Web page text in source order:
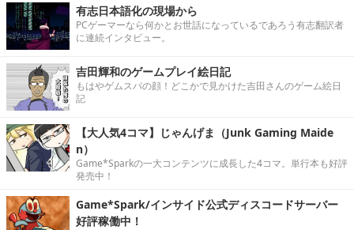
有志日本語化の現場から
PCゲーマーなら何かとお世話になっているであろう有志翻訳者
に連続インタビュー。
吉田輝和のゲームプレイ絵日記
もはやゲムスパの顔！どこかで見かけた吉田さんのゲーム絵日
記
【大人気4コマ】じゃんげま（Junk Gaming Maide
n）
Game*Sparkの一大コンテンツに成長した4コマ。単行本も好評
発売中！
Game*Spark/インサイド公式ディスコードサーバー
好評稼働中！